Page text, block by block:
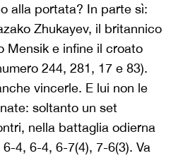
alla portata? In parte sì:
Zhukayev, il britannico
Mensik e infine il croato
244, 281, 17 e 83).
vincerle. E lui non le
soltanto un set
nella battaglia odierna
4, 6-4, 6-7(4), 7-6(3). Va